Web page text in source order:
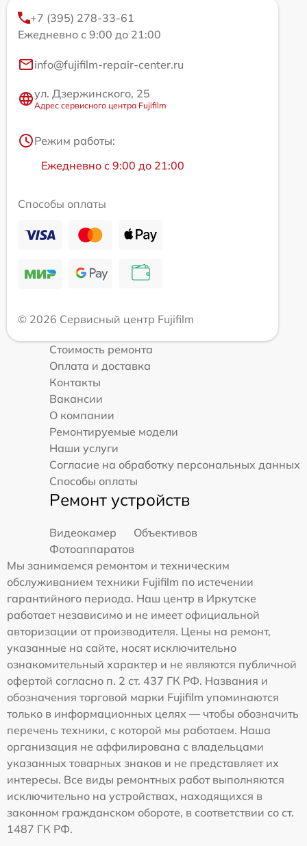
+7 (395) 278-33-61
Ежедневно с 9:00 до 21:00
info@fujifilm-repair-center.ru
ул. Дзержинского, 25
Адрес сервисного центра Fujifilm
Режим работы:
Ежедневно с 9:00 до 21:00
Способы оплаты
© 2026 Сервисный центр Fujifilm
Стоимость ремонта
Оплата и доставка
Контакты
Вакансии
О компании
Ремонтируемые модели
Наши услуги
Согласие на обработку персональных данных
Способы оплаты
Ремонт устройств
Видеокамер
Объективов
Фотоаппаратов
Мы занимаемся ремонтом и техническим
обслуживанием техники Fujifilm по истечении
гарантийного периода. Наш центр в Иркутске
работает независимо и не имеет официальной
авторизации от производителя. Цены на ремонт,
указанные на сайте, носят исключительно
ознакомительный характер и не являются публичной
офертой согласно п. 2 ст. 437 ГК РФ. Названия и
обозначения торговой марки Fujifilm упоминаются
только в информационных целях — чтобы обозначить
перечень техники, с которой мы работаем. Наша
организация не аффилирована с владельцами
указанных товарных знаков и не представляет их
интересы. Все виды ремонтных работ выполняются
исключительно на устройствах, находящихся в
законном гражданском обороте, в соответствии со ст.
1487 ГК РФ.